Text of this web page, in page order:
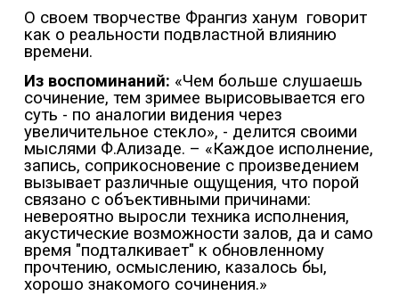
О своем творчестве Франгиз ханум говорит
как о реальности подвластной влиянию
времени.
Из воспоминаний: «Чем больше слушаешь
сочинение, тем зримее вырисовывается его
суть - по аналогии видения через
увеличительное стекло», - делится своими
мыслями Ф.Ализаде. – «Каждое исполнение,
запись, соприкосновение с произведением
вызывает различные ощущения, что порой
связано с объективными причинами:
невероятно выросли техника исполнения,
акустические возможности залов, да и само
время "подталкивает" к обновленному
прочтению, осмыслению, казалось бы,
хорошо знакомого сочинения.»